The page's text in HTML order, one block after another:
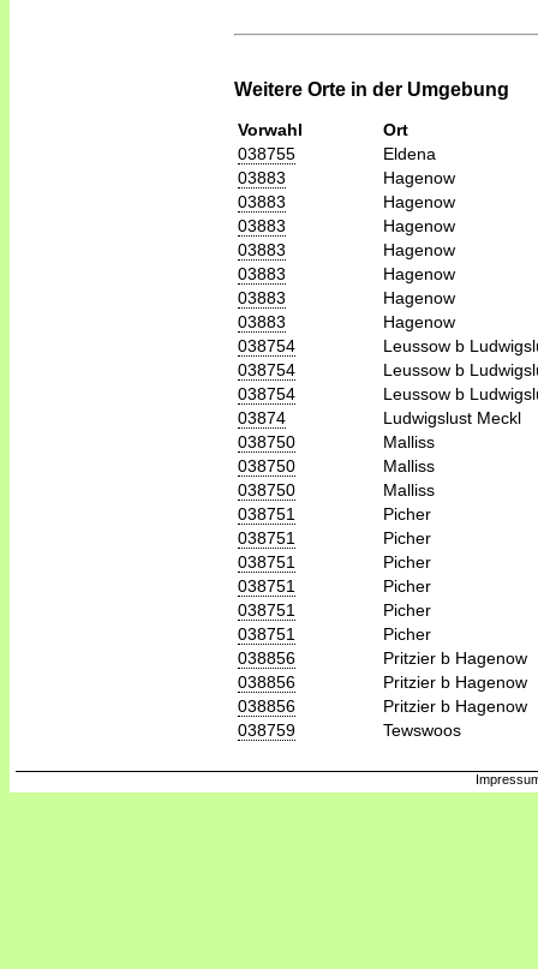
Weitere Orte in der Umgebung
Vorwahl
Ort
038755
Eldena
03883
Hagenow
03883
Hagenow
03883
Hagenow
03883
Hagenow
03883
Hagenow
03883
Hagenow
03883
Hagenow
038754
Leussow b
038754
Leussow b
038754
Leussow b
03874
Ludwigslust Meckl
038750
Malliss
038750
Malliss
038750
Malliss
038751
Picher
038751
Picher
038751
Picher
038751
Picher
038751
Picher
038751
Picher
038856
Pritzier b Hagenow
038856
Pritzier b Hagenow
038856
Pritzier b Hagenow
038759
Tewswoos